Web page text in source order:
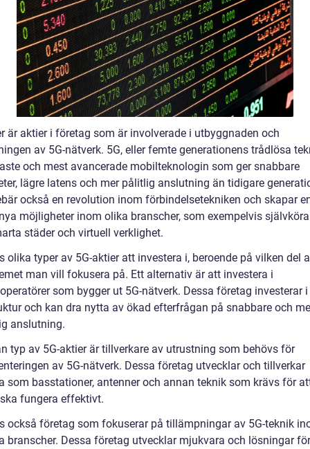
är aktier i företag som är involverade i utbyggnaden och
av 5G-nätverk. 5G, eller femte generationens trådlösa
och mest avancerade mobilteknologin som ger snabbare
lägre latens och mer pålitlig anslutning än tidigare
också en revolution inom förbindelsetekniken och skapar
möjligheter inom olika branscher, som exempelvis
städer och virtuell verklighet.
olika typer av 5G-aktier att investera i, beroende på vilken del
man vill fokusera på. Ett alternativ är att investera i
som bygger ut 5G-nätverk. Dessa företag investerar i
och kan dra nytta av ökad efterfrågan på snabbare och
anslutning.
typ av 5G-aktier är tillverkare av utrustning som behövs för
av 5G-nätverk. Dessa företag utvecklar och tillverkar
som basstationer, antenner och annan teknik som krävs för
fungera effektivt.
också företag som fokuserar på tillämpningar av 5G-teknik
branscher. Dessa företag utvecklar mjukvara och lösningar